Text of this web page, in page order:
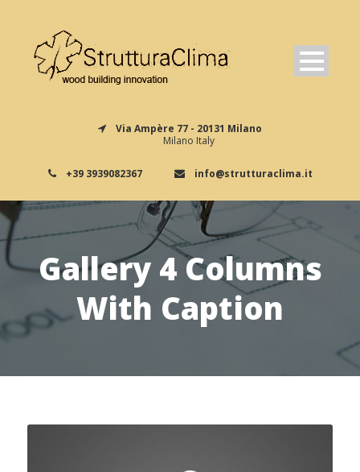
Via Ampère 77 - 20131 Milano
Milano Italy
+39 3939082367 info@strutturaclima.it
Gallery 4 Columns
With Caption